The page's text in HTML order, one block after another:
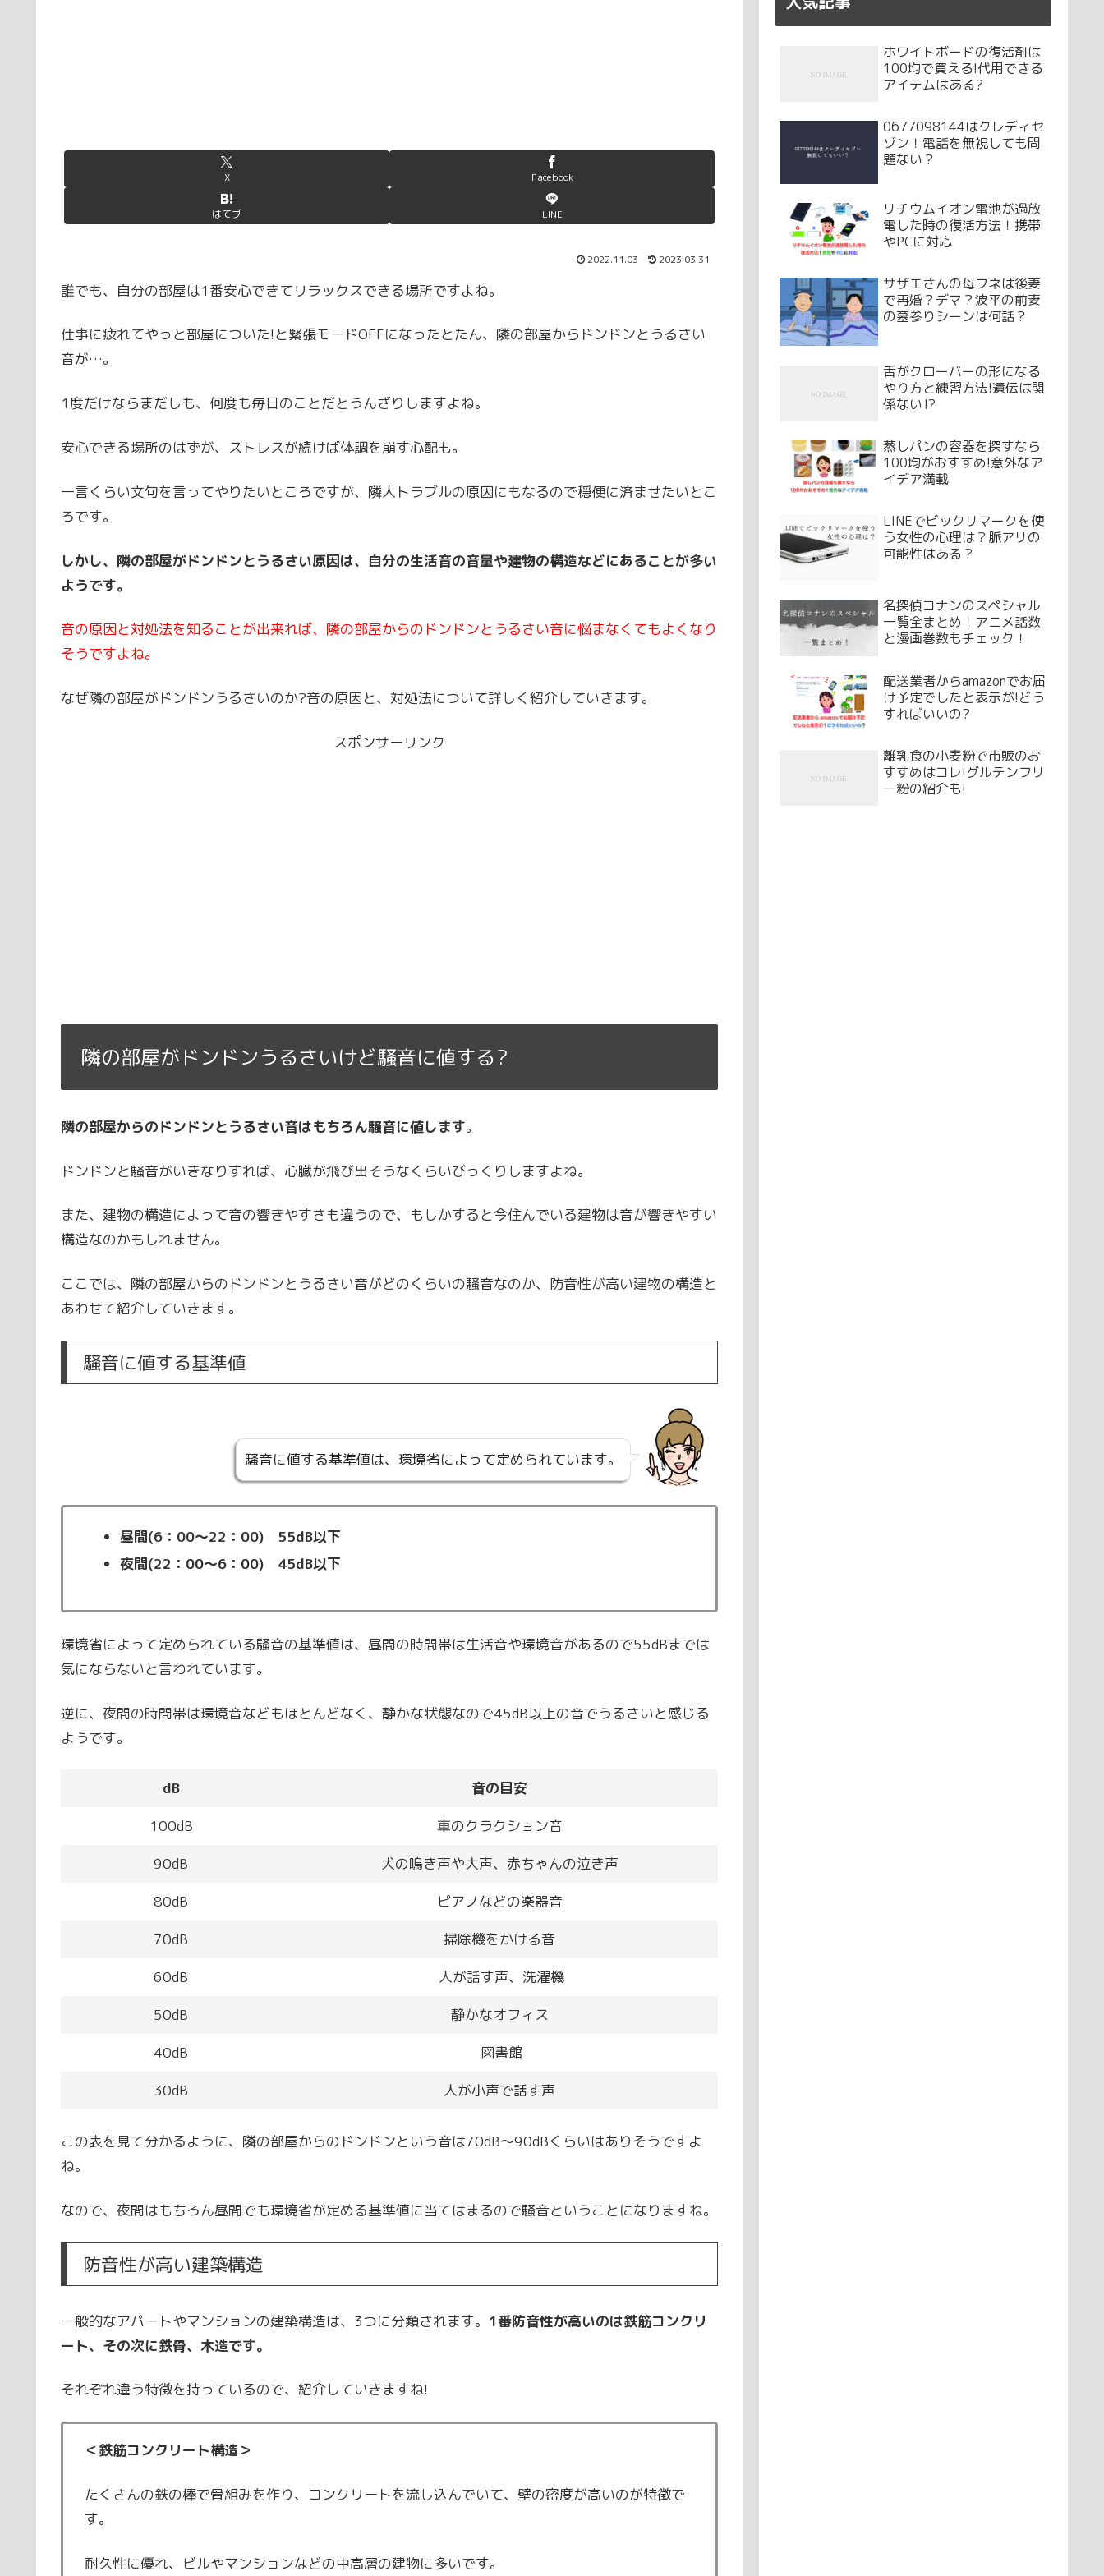
X Facebook
はてブ LINE
2022.11.03 2023.03.31
誰でも、自分の部屋は1番安心できてリラックスできる場所ですよね。
仕事に疲れてやっと部屋についた!と緊張モードOFFになったとたん、隣の部屋からドンドンとうるさい
音が…。
1度だけならまだしも、何度も毎日のことだとうんざりしますよね。
安心できる場所のはずが、ストレスが続けば体調を崩す心配も。
一言くらい文句を言ってやりたいところですが、隣人トラブルの原因にもなるので穏便に済ませたいとこ
ろです。
しかし、隣の部屋がドンドンとうるさい原因は、自分の生活音の音量や建物の構造などにあることが多い
ようです。
音の原因と対処法を知ることが出来れば、隣の部屋からのドンドンとうるさい音に悩まなくてもよくなり
そうですよね。
なぜ隣の部屋がドンドンうるさいのか?音の原因と、対処法について詳しく紹介していきます。
スポンサーリンク
隣の部屋がドンドンうるさいけど騒音に値する?
隣の部屋からのドンドンとうるさい音はもちろん騒音に値します。
ドンドンと騒音がいきなりすれば、心臓が飛び出そうなくらいびっくりしますよね。
また、建物の構造によって音の響きやすさも違うので、もしかすると今住んでいる建物は音が響きやすい
構造なのかもしれません。
ここでは、隣の部屋からのドンドンとうるさい音がどのくらいの騒音なのか、防音性が高い建物の構造と
あわせて紹介していきます。
騒音に値する基準値
騒音に値する基準値は、環境省によって定められています。
昼間(6：00～22：00) 55dB以下
夜間(22：00～6：00) 45dB以下
環境省によって定められている騒音の基準値は、昼間の時間帯は生活音や環境音があるので55dBまでは
気にならないと言われています。
逆に、夜間の時間帯は環境音などもほとんどなく、静かな状態なので45dB以上の音でうるさいと感じる
ようです。
dB
音の目安
100dB
車のクラクション音
90dB
犬の鳴き声や大声、赤ちゃんの泣き声
80dB
ピアノなどの楽器音
70dB
掃除機をかける音
60dB
人が話す声、洗濯機
50dB
静かなオフィス
40dB
図書館
30dB
人が小声で話す声
この表を見て分かるように、隣の部屋からのドンドンという音は70dB～90dBくらいはありそうですよ
ね。
なので、夜間はもちろん昼間でも環境省が定める基準値に当てはまるので騒音ということになりますね。
防音性が高い建築構造
一般的なアパートやマンションの建築構造は、3つに分類されます。 1番防音性が高いのは鉄筋コンクリ
ート、その次に鉄骨、木造です。
それぞれ違う特徴を持っているので、紹介していきますね!
＜鉄筋コンクリート構造＞
たくさんの鉄の棒で骨組みを作り、コンクリートを流し込んでいて、壁の密度が高いのが特徴で
す。
耐久性に優れ、ビルやマンションなどの中高層の建物に多いです。
ホワイトボードの復活剤は
100均で買える!代用できる
アイテムはある?
0677098144はクレディセ
ゾン！電話を無視しても問
題ない？
リチウムイオン電池が過放
電した時の復活方法！携帯
やPCに対応
サザエさんの母フネは後妻
で再婚？デマ？波平の前妻
の墓参りシーンは何話？
舌がクローバーの形になる
やり方と練習方法!遺伝は関
係ない⁉
蒸しパンの容器を探すなら
100均がおすすめ!意外なア
イデア満載
LINEでビックリマークを使
う女性の心理は？脈アリの
可能性はある？
名探偵コナンのスペシャル
一覧全まとめ！アニメ話数
と漫画巻数もチェック！
配送業者からamazonでお届
け予定でしたと表示が!どう
すればいいの?
離乳食の小麦粉で市販のお
すすめはコレ!グルテンフリ
ー粉の紹介も!